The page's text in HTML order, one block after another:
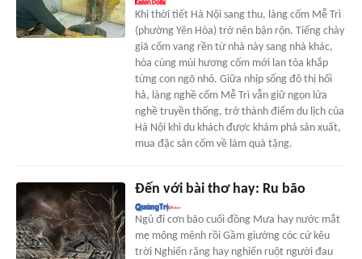
Khi thời tiết Hà Nội sang thu, làng cốm Mễ Trì
(phường Yên Hòa) trở nên bận rộn. Tiếng chày
giã cốm vang rền từ nhà này sang nhà khác,
hòa cùng mùi hương cốm mới lan tỏa khắp
từng con ngõ nhỏ. Giữa nhịp sống đô thị hối
hả, làng nghề cốm Mễ Trì vẫn giữ ngọn lửa
nghề truyền thống, trở thành điểm du lịch của
Hà Nội khi du khách được khám phá sản xuất,
mua đặc sản cốm về làm quà tặng.
Đến với bài thơ hay: Ru bão
Ngủ đi cơn bão cuối đồng Mưa hay nước mắt
mẹ mông mênh rồi Gầm giường cóc cứ kêu
trời Nghiến răng hay nghiến ruột người đau